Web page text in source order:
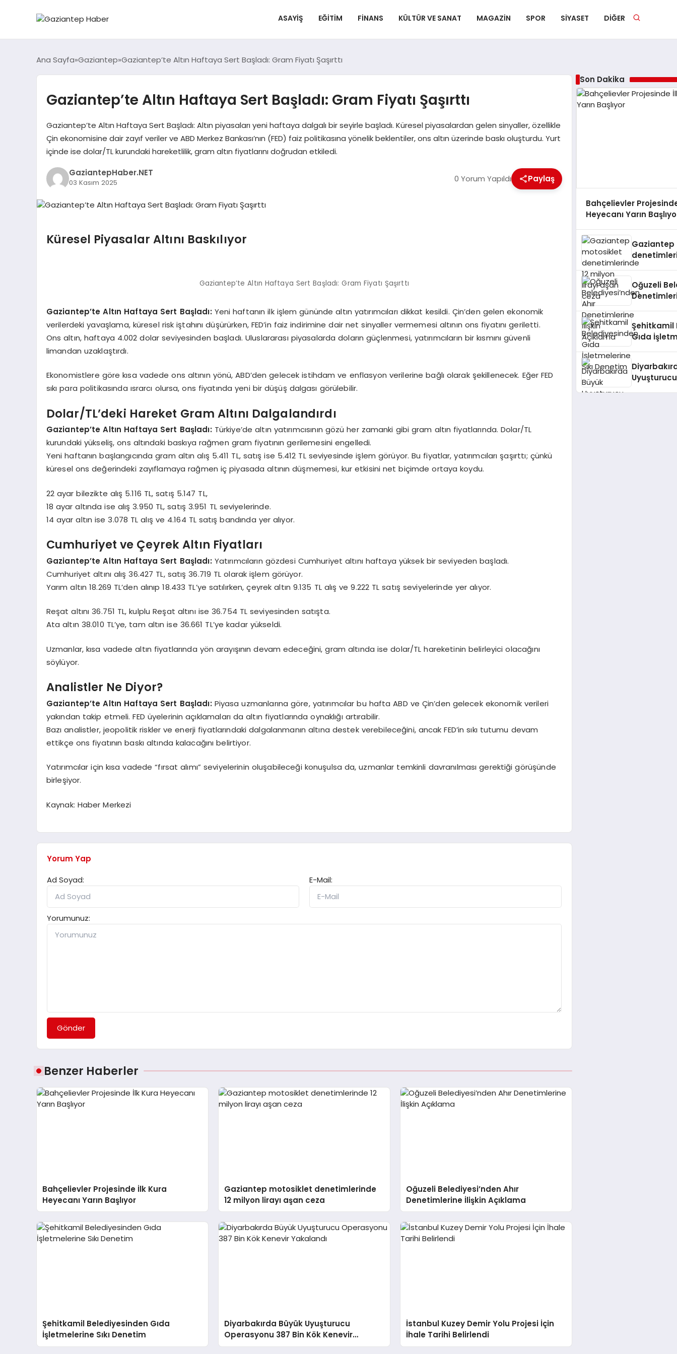
ASAYIŞ EĞITIM FINANS KÜLTÜR VE SANAT MAGAZIN SPOR SIYASET DIĞER
Ana Sayfa Gaziantep Gaziantep’te Altın Haftaya Sert Başladı: Gram Fiyatı Şaşırttı
Gaziantep’te Altın Haftaya Sert Başladı: Gram Fiyatı Şaşırttı
Gaziantep’te Altın Haftaya Sert Başladı: Altın piyasaları yeni haftaya dalgalı bir seyirle başladı. Küresel piyasalardan gelen sinyaller, özellikle
Çin ekonomisine dair zayıf veriler ve ABD Merkez Bankası’nın (FED) faiz politikasına yönelik beklentiler, ons altın üzerinde baskı oluşturdu. Yurt
içinde ise dolar/TL kurundaki hareketlilik, gram altın fiyatlarını doğrudan etkiledi.
GaziantepHaber.NET
03 Kasım 2025 0 Yorum Yapıldı Paylaş
Küresel Piyasalar Altını Baskılıyor
Gaziantep’te Altın Haftaya Sert Başladı: Gram Fiyatı Şaşırttı
Gaziantep’te Altın Haftaya Sert Başladı: Yeni haftanın ilk işlem gününde altın yatırımcıları dikkat kesildi. Çin’den gelen ekonomik
verilerdeki yavaşlama, küresel risk iştahını düşürürken, FED’in faiz indirimine dair net sinyaller vermemesi altının ons fiyatını geriletti.
Ons altın, haftaya 4.002 dolar seviyesinden başladı. Uluslararası piyasalarda doların güçlenmesi, yatırımcıların bir kısmını güvenli
limandan uzaklaştırdı.
Ekonomistlere göre kısa vadede ons altının yönü, ABD’den gelecek istihdam ve enflasyon verilerine bağlı olarak şekillenecek. Eğer FED
sıkı para politikasında ısrarcı olursa, ons fiyatında yeni bir düşüş dalgası görülebilir.
Dolar/TL’deki Hareket Gram Altını Dalgalandırdı
Gaziantep’te Altın Haftaya Sert Başladı: Türkiye’de altın yatırımcısının gözü her zamanki gibi gram altın fiyatlarında. Dolar/TL
kurundaki yükseliş, ons altındaki baskıya rağmen gram fiyatının gerilemesini engelledi.
Yeni haftanın başlangıcında gram altın alış 5.411 TL, satış ise 5.412 TL seviyesinde işlem görüyor. Bu fiyatlar, yatırımcıları şaşırttı; çünkü
küresel ons değerindeki zayıflamaya rağmen iç piyasada altının düşmemesi, kur etkisini net biçimde ortaya koydu.
22 ayar bilezikte alış 5.116 TL, satış 5.147 TL,
18 ayar altında ise alış 3.950 TL, satış 3.951 TL seviyelerinde.
14 ayar altın ise 3.078 TL alış ve 4.164 TL satış bandında yer alıyor.
Cumhuriyet ve Çeyrek Altın Fiyatları
Gaziantep’te Altın Haftaya Sert Başladı: Yatırımcıların gözdesi Cumhuriyet altını haftaya yüksek bir seviyeden başladı.
Cumhuriyet altını alış 36.427 TL, satış 36.719 TL olarak işlem görüyor.
Yarım altın 18.269 TL’den alınıp 18.433 TL’ye satılırken, çeyrek altın 9.135 TL alış ve 9.222 TL satış seviyelerinde yer alıyor.
Reşat altını 36.751 TL, kulplu Reşat altını ise 36.754 TL seviyesinden satışta.
Ata altın 38.010 TL’ye, tam altın ise 36.661 TL’ye kadar yükseldi.
Uzmanlar, kısa vadede altın fiyatlarında yön arayışının devam edeceğini, gram altında ise dolar/TL hareketinin belirleyici olacağını
söylüyor.
Analistler Ne Diyor?
Gaziantep’te Altın Haftaya Sert Başladı: Piyasa uzmanlarına göre, yatırımcılar bu hafta ABD ve Çin’den gelecek ekonomik verileri
yakından takip etmeli. FED üyelerinin açıklamaları da altın fiyatlarında oynaklığı artırabilir.
Bazı analistler, jeopolitik riskler ve enerji fiyatlarındaki dalgalanmanın altına destek verebileceğini, ancak FED’in sıkı tutumu devam
ettikçe ons fiyatının baskı altında kalacağını belirtiyor.
Yatırımcılar için kısa vadede “fırsat alımı” seviyelerinin oluşabileceği konuşulsa da, uzmanlar temkinli davranılması gerektiği görüşünde
birleşiyor.
Kaynak: Haber Merkezi
Yorum Yap
Ad Soyad:
E-Mail:
Yorumunuz:
Gönder
Benzer Haberler
Bahçelievler Projesinde İlk Kura
Heyecanı Yarın Başlıyor
Gaziantep motosiklet denetimlerinde
12 milyon lirayı aşan ceza
Oğuzeli Belediyesi’nden Ahır
Denetimlerine İlişkin Açıklama
Şehitkamil Belediyesinden Gıda
İşletmelerine Sıkı Denetim
Diyarbakırda Büyük Uyuşturucu
Operasyonu 387 Bin Kök Kenevir
Yakalandı
İstanbul Kuzey Demir Yolu Projesi İçin
İhale Tarihi Belirlendi
Son Dakika
Bahçelievler
Heyecanı Yarın
lirayı aşan
Oğuzeli
Şehitkamil
Gıda